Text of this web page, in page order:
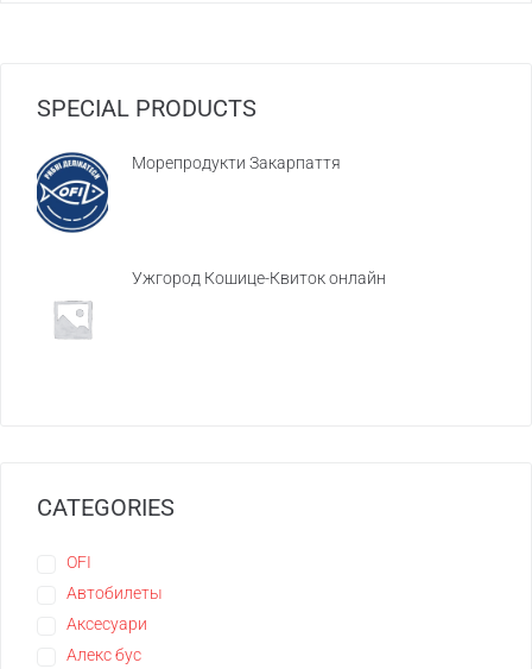
SPECIAL PRODUCTS
Морепродукти Закарпаття
Ужгород Кошице-Квиток онлайн
CATEGORIES
OFI
Автобилеты
Аксесуари
Алекс бус